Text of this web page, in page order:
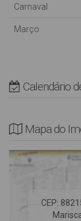
* Rua
Camionetas
Carnaval
Março
Calendário
Mapa do
CEP: